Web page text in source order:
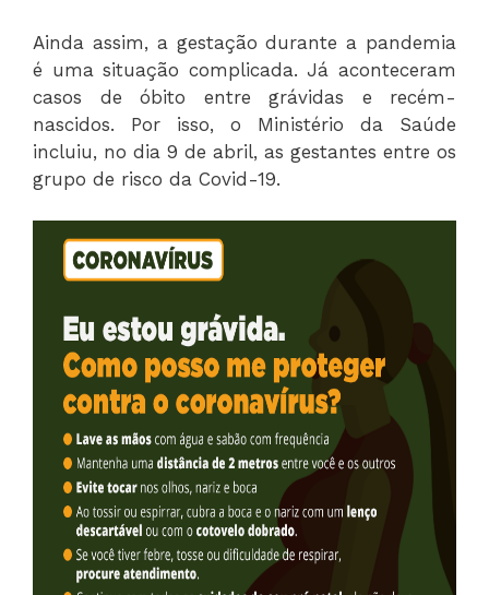
Ainda assim, a gestação durante a pandemia
é uma situação complicada. Já aconteceram
casos de óbito entre grávidas e recém-
nascidos. Por isso, o Ministério da Saúde
incluiu, no dia 9 de abril, as gestantes entre os
grupo de risco da Covid-19.